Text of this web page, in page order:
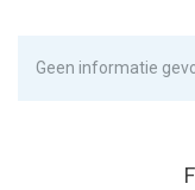
Geen informatie